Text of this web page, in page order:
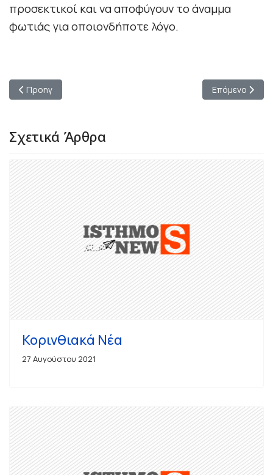
προσεκτικοί και να αποφύγουν το άναμμα
φωτιάς για οποιονδήποτε λόγο.
Προηγούμενο άρθρο: Δήμος Ξυλοκάστρου-Ευρωστίνης |
Προηγ Επόμενο
Επόμενο
Σχετικά Άρθρα
Κορινθιακά Νέα
27 Αυγούστου 2021